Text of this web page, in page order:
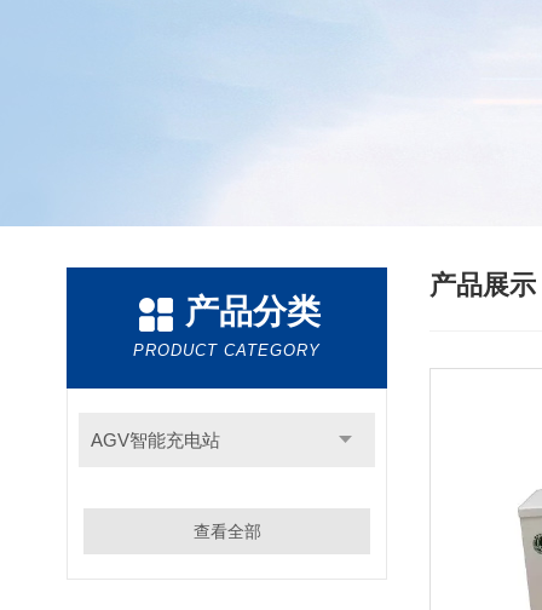
产品分类
PRODUCT CATEGORY
AGV智能充电站
查看全部
产品展示